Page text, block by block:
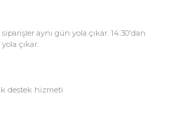
aynı gün yola çıkar. 14:30'dan
çıkar.
destek hizmeti